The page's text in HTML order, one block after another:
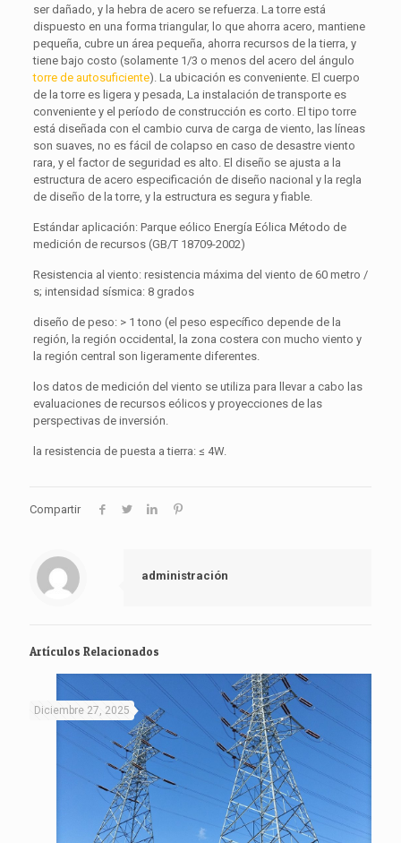
ser dañado, y la hebra de acero se refuerza. La torre está
dispuesto en una forma triangular, lo que ahorra acero, mantiene
pequeña, cubre un área pequeña, ahorra recursos de la tierra, y
tiene bajo costo (solamente 1/3 o menos del acero del ángulo
torre de autosuficiente). La ubicación es conveniente. El cuerpo
de la torre es ligera y pesada, La instalación de transporte es
conveniente y el período de construcción es corto. El tipo torre
está diseñada con el cambio curva de carga de viento, las líneas
son suaves, no es fácil de colapso en caso de desastre viento
rara, y el factor de seguridad es alto. El diseño se ajusta a la
estructura de acero especificación de diseño nacional y la regla
de diseño de la torre, y la estructura es segura y fiable.
Estándar aplicación: Parque eólico Energía Eólica Método de
medición de recursos (GB/T 18709-2002)
Resistencia al viento: resistencia máxima del viento de 60 metro /
s; intensidad sísmica: 8 grados
diseño de peso: > 1 tono (el peso específico depende de la
región, la región occidental, la zona costera con mucho viento y
la región central son ligeramente diferentes.
los datos de medición del viento se utiliza para llevar a cabo las
evaluaciones de recursos eólicos y proyecciones de las
perspectivas de inversión.
la resistencia de puesta a tierra: ≤ 4W.
Compartir
administración
Artículos Relacionados
Diciembre 27, 2025